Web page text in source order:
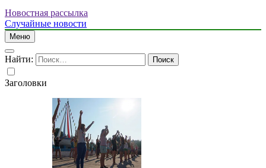
Новостная рассылка
Случайные новости
Меню
Найти:
Заголовки